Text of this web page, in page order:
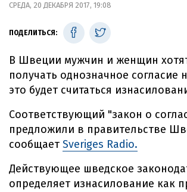
СРЕДА, 20 ДЕКАБРЯ 2017, 19:08
ПОДЕЛИТЬСЯ:
В Швеции мужчин и женщин
получать однозначное согласие
это будет считаться
Соответствующий "закон о
предложили в правительстве
сообщает Sveriges Radio.
Действующее шведское
определяет изнасилование как